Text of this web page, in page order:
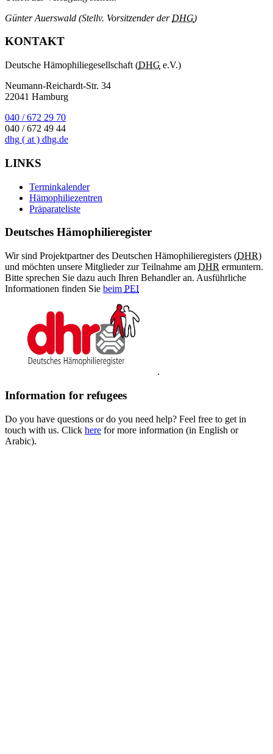
Günter Auerswald (Stellv. Vorsitzender der DHG)
KONTAKT
Deutsche Hämophiliegesellschaft (DHG e.V.)
Neumann-Reichardt-Str. 34
22041 Hamburg
040 / 672 29 70
040 / 672 49 44
dhg ( at ) dhg.de
LINKS
Terminkalender
Hämophiliezentren
Präparateliste
Deutsches Hämophilieregister
Wir sind Projektpartner des Deutschen Hämophilieregisters (DHR)
und möchten unsere Mitglieder zur Teilnahme am DHR ermuntern.
Bitte sprechen Sie dazu auch Ihren Behandler an. Ausführliche
Informationen finden Sie beim PEI
.
Information for refugees
Do you have questions or do you need help? Feel free to get in
touch with us. Click here for more information (in English or
Arabic).